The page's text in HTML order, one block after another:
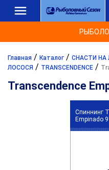
Главная / Каталог / СНАСТИ НА
ЛОСОСЯ / TRANSCENDENCE /
Transcendence
Спиннинг
Empinado